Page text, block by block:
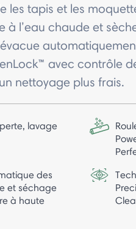
les tapis et les
à l’eau chaude et
avec contrôle
nettoyage plus frais.
lavage
des
et séchage
à haute